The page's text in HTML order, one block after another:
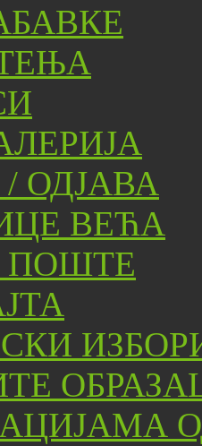
ОДЈАВА
ВЕЋА
ПОШТЕ